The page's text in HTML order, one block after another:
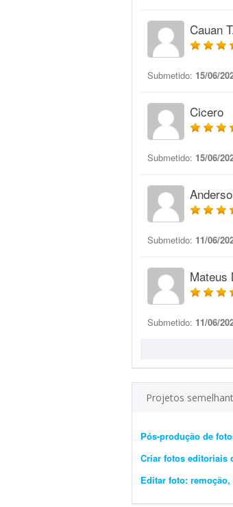
Cauan
Submetido: 15/06/
Cicero
Submetido: 15/06/
Submetido: 11/06/
Mateus
Submetido: 11/06/
Projetos
Pós-produção de
Criar fotos editoriais
Editar foto: